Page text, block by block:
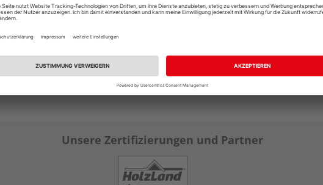
Unsere Zertifizierungen und Partner